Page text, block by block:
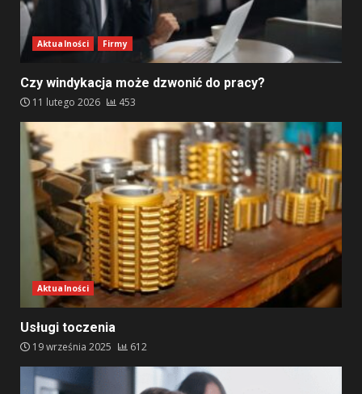
Aktualności Firmy
Czy windykacja może dzwonić do pracy?
11 lutego 2026 453
Aktualności
Usługi toczenia
19 września 2025 612